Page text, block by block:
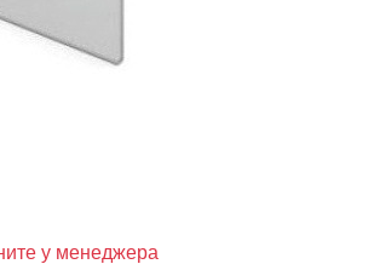
у менеджера